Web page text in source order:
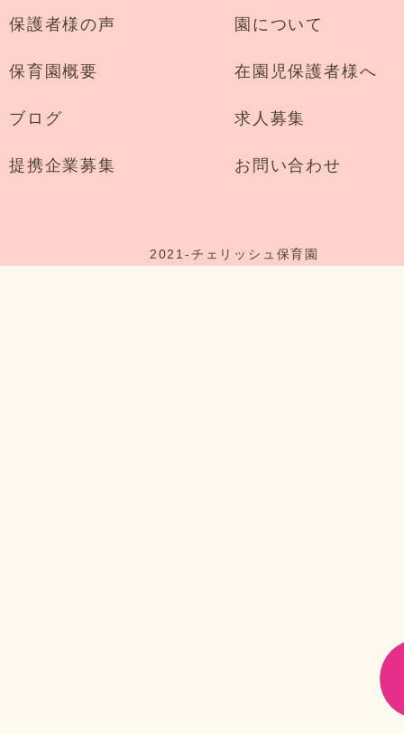
保護者様の声 園について
保育園概要 在園児保護者様へ
ブログ 求人募集
提携企業募集 お問い合わせ
2021-チェリッシュ保育園